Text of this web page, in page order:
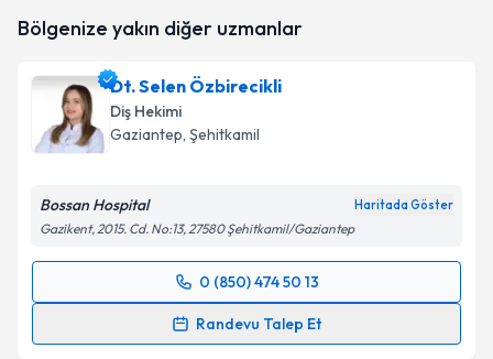
Bölgenize yakın diğer uzmanlar
Dt. Selen Özbirecikli
Diş Hekimi
Gaziantep, Şehitkamil
Bossan Hospital Haritada Göster
Gazikent, 2015. Cd. No:13, 27580 Şehitkamil/Gaziantep
0 (850) 474 50 13
Randevu Talep Et
Randevu Takvimi Talebi